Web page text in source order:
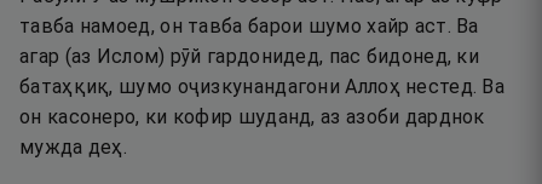
тавба намоед, он тавба барои шумо хайр аст. Ва
агар (аз Ислом) рӯй гардонидед, пас бидонед, ки
батаҳқиқ, шумо оҷизкунандагони Аллоҳ нестед. Ва
он касонеро, ки кофир шуданд, аз азоби дарднок
мужда деҳ.